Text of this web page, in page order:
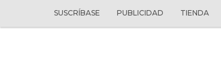
SUSCRÍBASE PUBLICIDAD TIENDA